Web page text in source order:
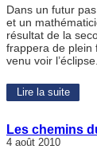
Dans un futur
et un
résultat de la
frappera de plein
venu voir
Lire la suite
Les chemins
4 août 2010